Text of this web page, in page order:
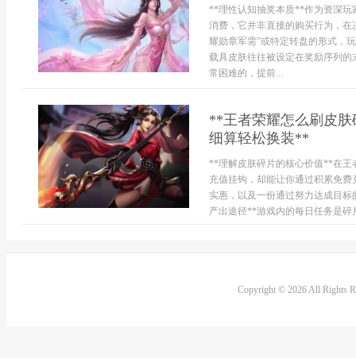
**理性认知抽奖本质**作为资深玩
消费，它并非直接的购买行为，
耀勋章军需”或特定转盘的形式，
载具皮肤往往被设定在奖励序列
常困难的，提前...
**王者荣耀怎么刷皮
细算轻松换装**
**理解皮肤碎片的核心价值**在王
充值挂钩，却能让你通过积累免
实惠，以及一份通过努力达成目
产出途径**游戏内的每日任务是碎
Copyright © 2026 All Rights